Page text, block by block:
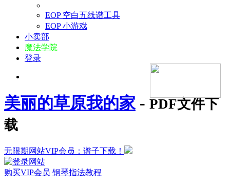
EOP 空白五线谱工具
EOP 小游戏
小卖部
魔法学院
登录
美丽的草原我的家- PDF文件下
载
无限期网站VIP会员：谱子下载！
购买VIP会员 钢琴指法教程